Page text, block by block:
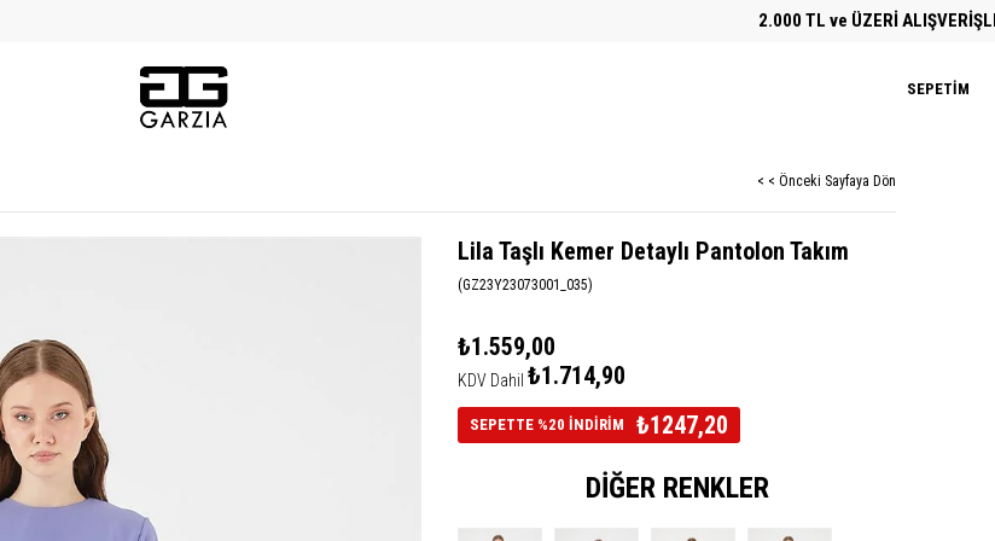
2.000 TL ve ÜZERİ
SEPETIM
< < Önceki Sayfaya Dön
Lila Taşlı Kemer Detaylı Pantolon Takım
(GZ23Y23073001_035)
₺1.559,00
KDV Dahil ₺1.714,90
SEPETTE %20 İNDİRİM ₺1247,20
DIĞER RENKLER